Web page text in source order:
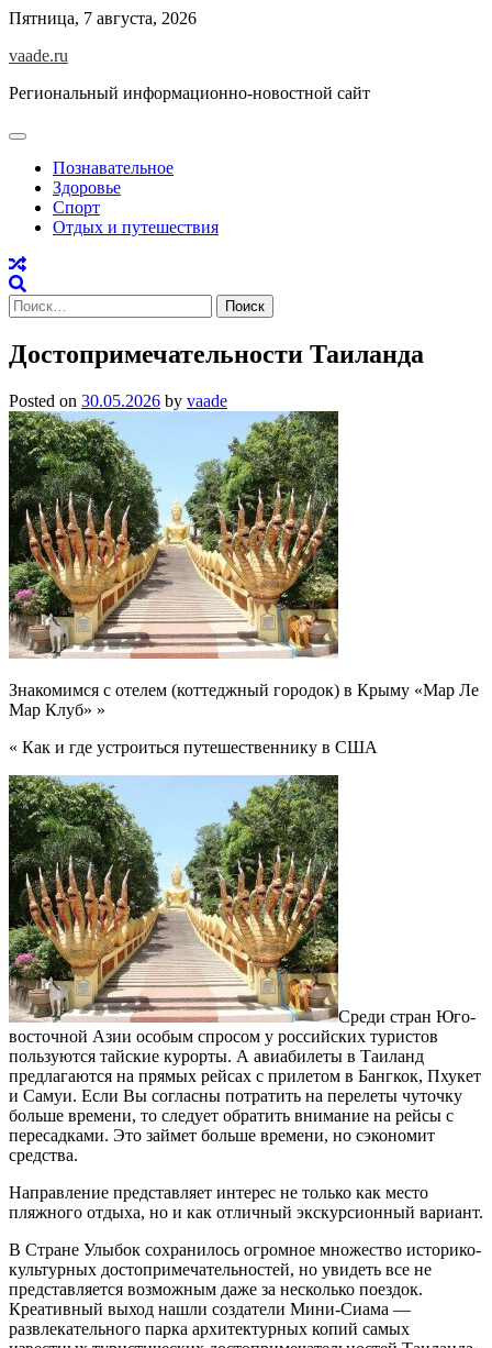
Skip
content
Пятница, 7 августа, 2026
vaade.ru
Региональный информационно-новостной сайт
Познавательное
Здоровье
Спорт
Отдых и путешествия
Найти:
Достопримечательности Таиланда
Posted on 30.05.2026 by vaade
Знакомимся с отелем (коттеджный городок) в Крыму «Мар Ле
Мар Клуб» »
« Как и где устроиться путешественнику в США
Среди стран Юго-
восточной Азии особым спросом у российских туристов
пользуются тайские курорты. А авиабилеты в Таиланд
предлагаются на прямых рейсах с прилетом в Бангкок, Пхукет
и Самуи. Если Вы согласны потратить на перелеты чуточку
больше времени, то следует обратить внимание на рейсы с
пересадками. Это займет больше времени, но сэкономит
средства.
Направление представляет интерес не только как место
пляжного отдыха, но и как отличный экскурсионный вариант.
В Стране Улыбок сохранилось огромное множество историко-
культурных достопримечательностей, но увидеть все не
представляется возможным даже за несколько поездок.
Креативный выход нашли создатели Мини-Сиама —
развлекательного парка архитектурных копий самых